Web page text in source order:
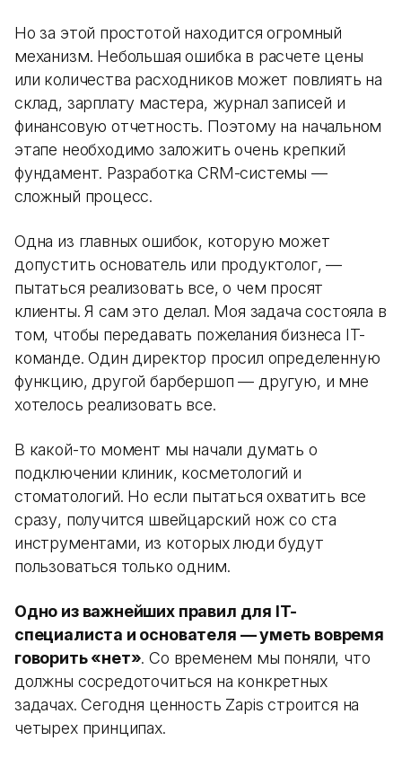
Но за этой простотой находится огромный
механизм. Небольшая ошибка в расчете цены
или количества расходников может повлиять на
склад, зарплату мастера, журнал записей и
финансовую отчетность. Поэтому на начальном
этапе необходимо заложить очень крепкий
фундамент. Разработка CRM-системы —
сложный процесс.
Одна из главных ошибок, которую может
допустить основатель или продуктолог, —
пытаться реализовать все, о чем просят
клиенты. Я сам это делал. Моя задача состояла в
том, чтобы передавать пожелания бизнеса IT-
команде. Один директор просил определенную
функцию, другой барбершоп — другую, и мне
хотелось реализовать все.
В какой-то момент мы начали думать о
подключении клиник, косметологий и
стоматологий. Но если пытаться охватить все
сразу, получится швейцарский нож со ста
инструментами, из которых люди будут
пользоваться только одним.
Одно из важнейших правил для IT-
специалиста и основателя — уметь вовремя
говорить «нет». Со временем мы поняли, что
должны сосредоточиться на конкретных
задачах. Сегодня ценность Zapis строится на
четырех принципах.